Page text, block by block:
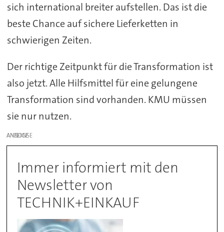
sich international breiter aufstellen. Das ist die
beste Chance auf sichere Lieferketten in
schwierigen Zeiten.
Der richtige Zeitpunkt für die Transformation ist
also jetzt. Alle Hilfsmittel für eine gelungene
Transformation sind vorhanden. KMU müssen
sie nur nutzen.
ANZEIGE
Immer informiert mit den
Newsletter von
TECHNIK+EINKAUF